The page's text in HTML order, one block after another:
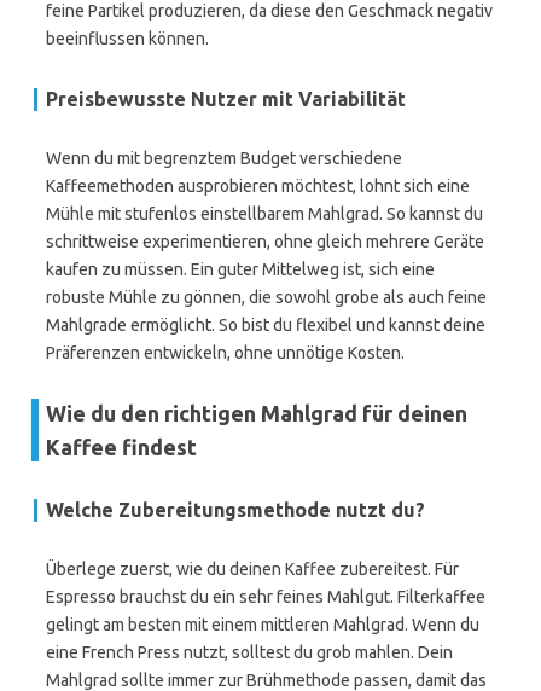
feine Partikel produzieren, da diese den Geschmack negativ
beeinflussen können.
Preisbewusste Nutzer mit Variabilität
Wenn du mit begrenztem Budget verschiedene
Kaffeemethoden ausprobieren möchtest, lohnt sich eine
Mühle mit stufenlos einstellbarem Mahlgrad. So kannst du
schrittweise experimentieren, ohne gleich mehrere Geräte
kaufen zu müssen. Ein guter Mittelweg ist, sich eine
robuste Mühle zu gönnen, die sowohl grobe als auch feine
Mahlgrade ermöglicht. So bist du flexibel und kannst deine
Präferenzen entwickeln, ohne unnötige Kosten.
Wie du den richtigen Mahlgrad für deinen
Kaffee findest
Welche Zubereitungsmethode nutzt du?
Überlege zuerst, wie du deinen Kaffee zubereitest. Für
Espresso brauchst du ein sehr feines Mahlgut. Filterkaffee
gelingt am besten mit einem mittleren Mahlgrad. Wenn du
eine French Press nutzt, solltest du grob mahlen. Dein
Mahlgrad sollte immer zur Brühmethode passen, damit das